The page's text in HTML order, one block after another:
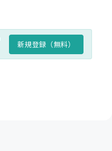
新規登録（無料）